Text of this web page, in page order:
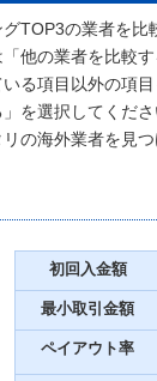
TOP3の業者を比
他の業者を比較
る項目以外の項
」を選択してくだ
の海外業者を見つ
初回入金額
最小取引金額
ペイアウト率